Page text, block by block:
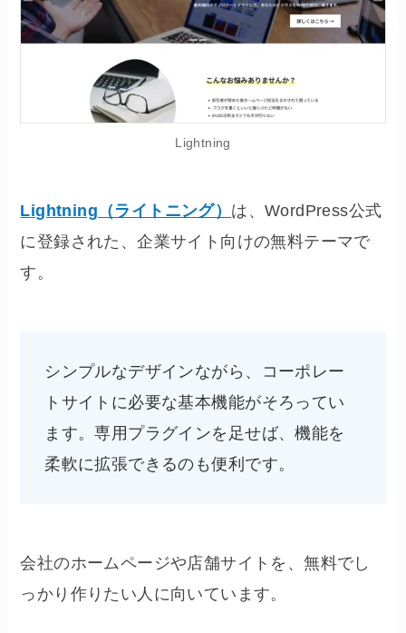
Lightning
Lightning（ライトニング） は、WordPress公式
に登録された、企業サイト向けの無料テーマで
す。
シンプルなデザインながら、コーポレー
トサイトに必要な基本機能がそろってい
ます。専用プラグインを足せば、機能を
柔軟に拡張できるのも便利です。
会社のホームページや店舗サイトを、無料でし
っかり作りたい人に向いています。